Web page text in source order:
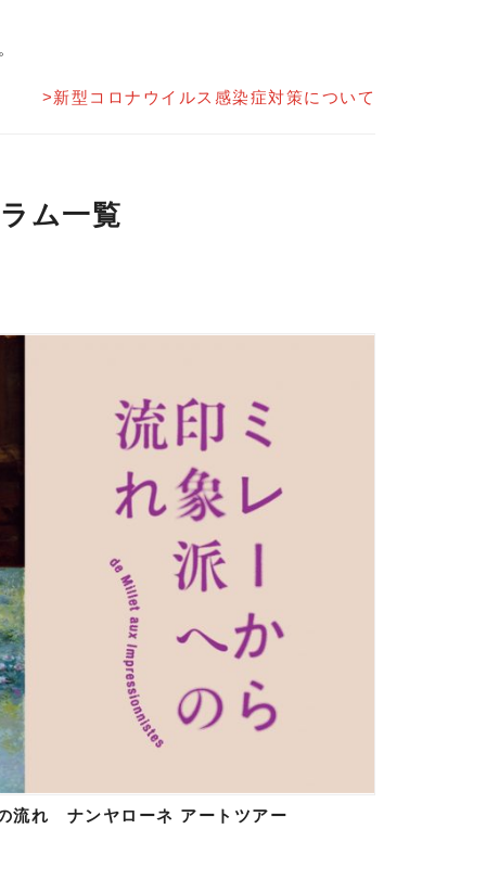
>新型コロナウイルス感染症対策について
ム一覧
流れ ナンヤローネ アートツアー